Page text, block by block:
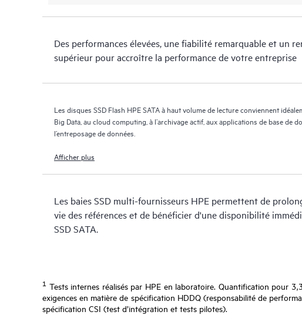
Des performances élevées, une fiabilité remarquable et un
supérieur pour accroître la performance de votre entreprise
Les disques SSD Flash HPE SATA à haut volume de lecture conviennent
Big Data, au cloud computing, à l’archivage actif, aux applications de base de
l’entreposage de données.
Afficher plus
Les baies SSD multi-fournisseurs HPE permettent de
vie des références et de bénéficier d'une disponibilité
SSD SATA.
1 Tests internes réalisés par HPE en laboratoire. Quantification pour
exigences en matière de spécification HDDQ (responsabilité de
spécification CSI (test d’intégration et tests pilotes).